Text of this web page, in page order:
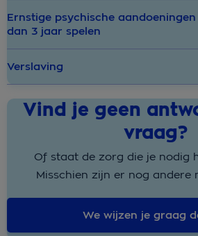
Ernstige psychische
dan 3 jaar spelen
Verslaving
Vind je geen
vraag?
Of staat de zorg die je nodig
Misschien zijn er nog andere
We wijzen je graag